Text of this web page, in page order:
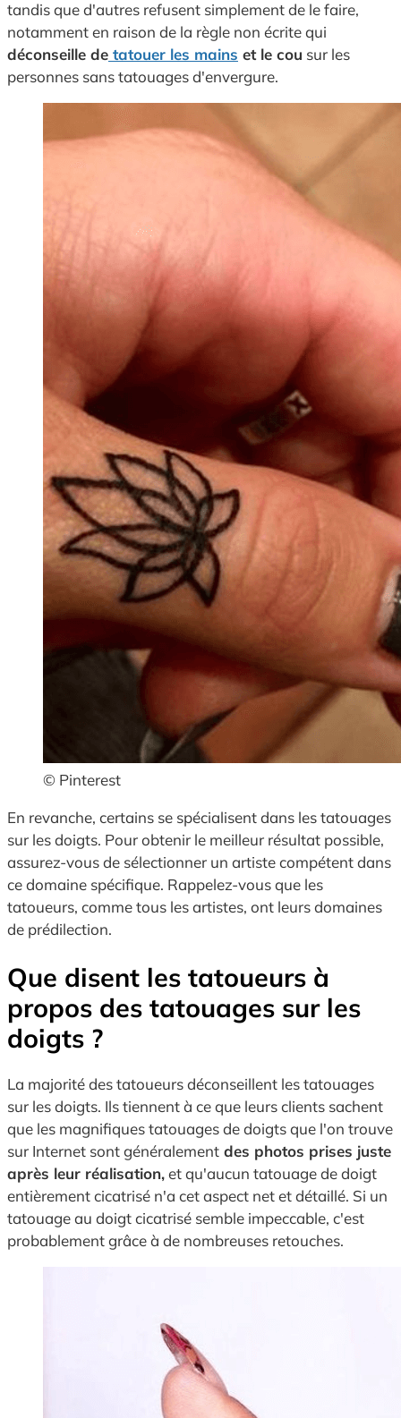
tandis que d'autres refusent simplement de le faire,
notamment en raison de la règle non écrite qui
déconseille de tatouer les mains et le cou sur les
personnes sans tatouages d'envergure.
© Pinterest
En revanche, certains se spécialisent dans les tatouages
sur les doigts. Pour obtenir le meilleur résultat possible,
assurez-vous de sélectionner un artiste compétent dans
ce domaine spécifique. Rappelez-vous que les
tatoueurs, comme tous les artistes, ont leurs domaines
de prédilection.
Que disent les tatoueurs à
propos des tatouages sur les
doigts ?
La majorité des tatoueurs déconseillent les tatouages
sur les doigts. Ils tiennent à ce que leurs clients sachent
que les magnifiques tatouages de doigts que l'on trouve
sur Internet sont généralement des photos prises juste
après leur réalisation,et qu'aucun tatouage de doigt
entièrement cicatrisé n'a cet aspect net et détaillé. Si un
tatouage au doigt cicatrisé semble impeccable, c'est
probablement grâce à de nombreuses retouches.